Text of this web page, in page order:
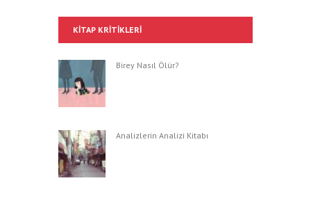
KITAP KRITIKLERI
Birey Nasıl Ölür?
Analizlerin Analizi Kitabı